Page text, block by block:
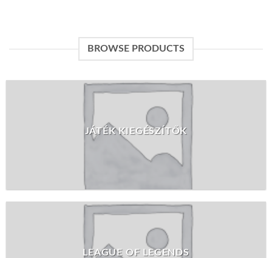
BROWSE PRODUCTS
JÁTÉK KIEGÉSZÍTŐK
LEAGUE OF LEGENDS